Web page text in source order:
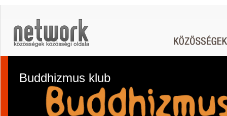
Buddhizmus klub